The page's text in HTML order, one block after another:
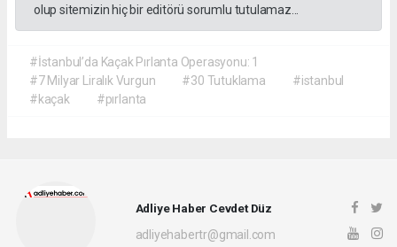
olup sitemizin hiç bir editörü sorumlu tutulamaz...
#İstanbul’da Kaçak Pırlanta Operasyonu: 1
#7 Milyar Liralık Vurgun
#30 Tutuklama
#istanbul
#kaçak
#pırlanta
Adliye Haber Cevdet Düz
adliyehabertr@gmail.com